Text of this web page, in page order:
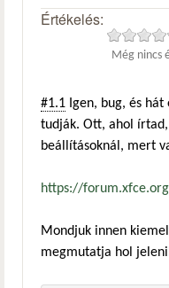
Értékelés:
Még nincs
#1.1 Igen, bug, és
tudják. Ott, ahol
beállításoknál, mert
https://
Mondjuk innen
megmutatja hol